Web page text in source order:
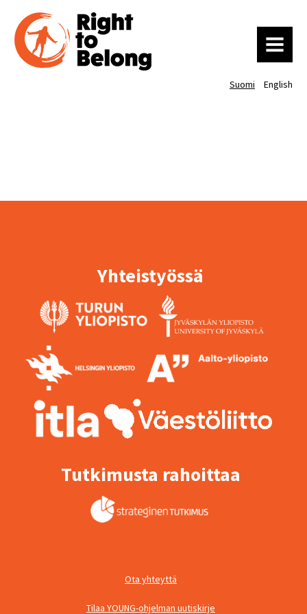
MENU
Suomi English
Yhteistyössä
Tutkimusta rahoittaa
Ota yhteyttä
Tilaa YOUNG-ohjelman uutiskirje